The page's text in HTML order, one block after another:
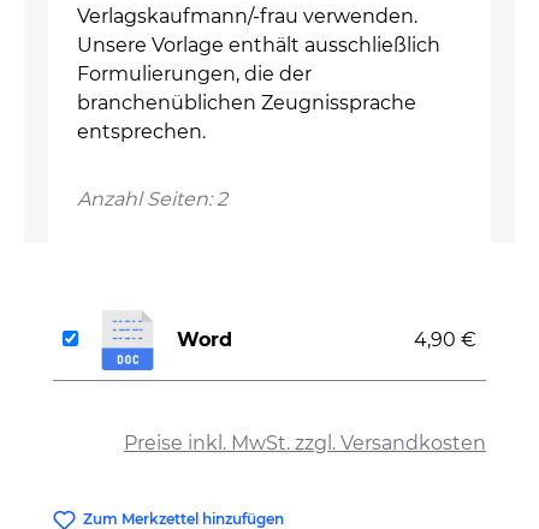
Verlagskaufmann/-frau verwenden.
Unsere Vorlage enthält ausschließlich
Formulierungen, die der
branchenüblichen Zeugnissprache
entsprechen.
Anzahl Seiten: 2
Preise inkl. MwSt. zzgl. Versandkosten
Word 4,90 €
Zum Merkzettel hinzufügen